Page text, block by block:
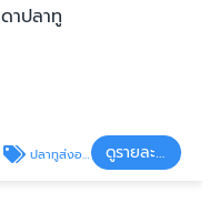
ดาปลาทู
ปลาทูส่งออกต่างประเทศ ดูรายละเอียด